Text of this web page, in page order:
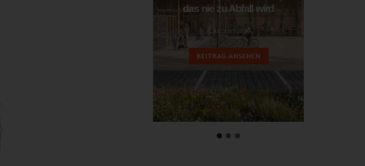
das nie zu Abfall wird
6. AUGUST 2026
BEITRAG ANSEHEN